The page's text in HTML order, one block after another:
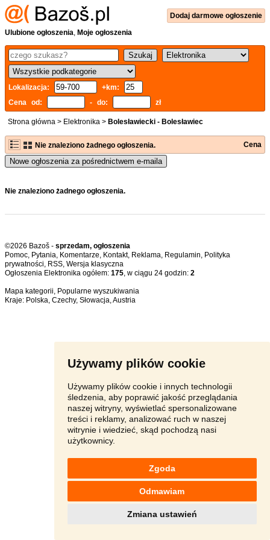
Używamy plików cookie
Używamy plików cookie i innych technologii
śledzenia, aby poprawić jakość przeglądania
naszej witryny, wyświetlać spersonalizowane
treści i reklamy, analizować ruch w naszej
witrynie i wiedzieć, skąd pochodzą nasi
użytkownicy.
Zgoda
Odmawiam
Zmiana ustawień
Dodaj darmowe ogłoszenie
Ulubione ogłoszenia, Moje ogłoszenia
Lokalizacja:
+km:
Cena od:
- do: zł
Strona główna > Elektronika > Bolesławiecki - Bolesławiec
Nie znaleziono żadnego ogłoszenia. Cena
Nowe ogłoszenia za pośrednictwem e-maila
Nie znaleziono żadnego ogłoszenia.
©2026 Bazoš - sprzedam, ogłoszenia
Pomoc, Pytania, Komentarze, Kontakt, Reklama, Regulamin, Polityka
prywatności, RSS,
Ogłoszenia Elektronika ogółem: 175, w ciągu 24 godzin: 2
Mapa kategorii, Popularne wyszukiwania
Kraje: Polska, Czechy, Słowacja,Austria